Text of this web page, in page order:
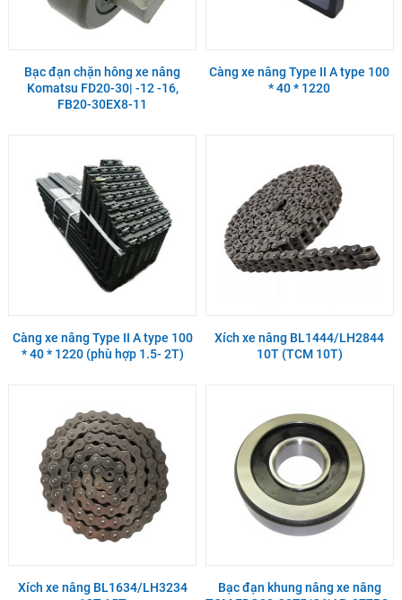
Bạc đạn chặn hông xe nâng
Komatsu FD20-30| -12 -16,
FB20-30EX8-11
Càng xe nâng Type II A type 100
* 40 * 1220
Càng xe nâng Type II A type 100
* 40 * 1220 (phù hợp 1.5- 2T)
Xích xe nâng BL1444/LH2844
10T (TCM 10T)
Xích xe nâng BL1634/LH3234
Bạc đạn khung nâng xe nâng